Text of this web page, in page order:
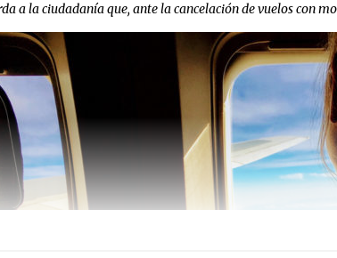
a la ciudadanía que, ante la cancelación de vuelos con